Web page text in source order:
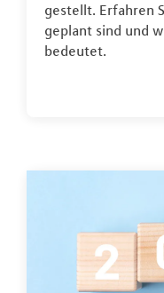
gestellt. Erfahren
geplant sind und
bedeutet.